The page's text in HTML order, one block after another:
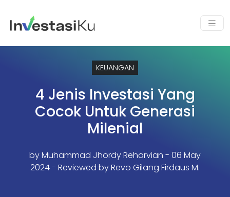
KEUANGAN
4 Jenis Investasi Yang
Cocok Untuk Generasi
Milenial
byMuhammad Jhordy Reharvian - 06 May
2024 - Reviewed by Revo Gilang Firdaus M.